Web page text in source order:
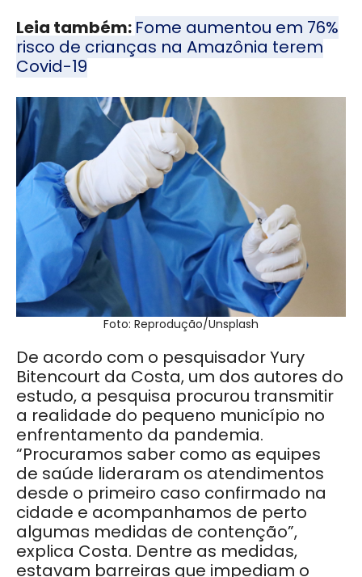
Leia também: Fome aumentou em 76%
risco de crianças na Amazônia terem
Covid-19
Foto: Reprodução/Unsplash
De acordo com o pesquisador Yury
Bitencourt da Costa, um dos autores do
estudo, a pesquisa procurou transmitir
a realidade do pequeno município no
enfrentamento da pandemia.
“Procuramos saber como as equipes
de saúde lideraram os atendimentos
desde o primeiro caso confirmado na
cidade e acompanhamos de perto
algumas medidas de contenção”,
explica Costa. Dentre as medidas,
estavam barreiras que impediam o